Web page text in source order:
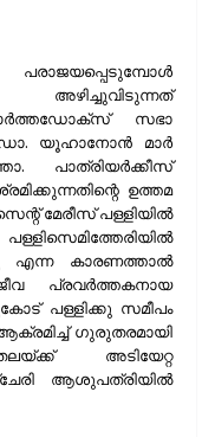
അഴിച്ചുവിടുന്നത്
സഭാ
യൂഹാനോന്‍ മാര്‍
പാത്രിയര്‍ക്കീസ്
ഉത്തമ
മേരീസ് പള്ളിയില്‍
എന്ന കാരണത്താല്‍
പ്രവര്‍ത്തകനായ
പള്ളിക്കു സമീപം
ഗുരുതരമായി
അടിയേറ്റ
ആശുപത്രിയില്‍